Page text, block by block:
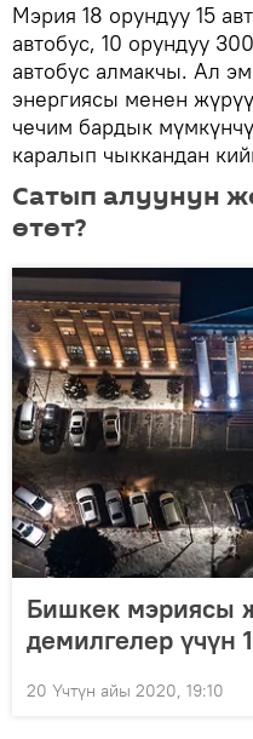
Мэрия 18 орундуу 15
автобус, 10 орундуу
автобус алмакчы. Ал
энергиясы менен
чечим бардык
каралып чыккандан
Сатып алуунун
өтөт?
Бишкек мэриясы
демилгелер үчүн
20 Үчтүн айы 2020, 19:10